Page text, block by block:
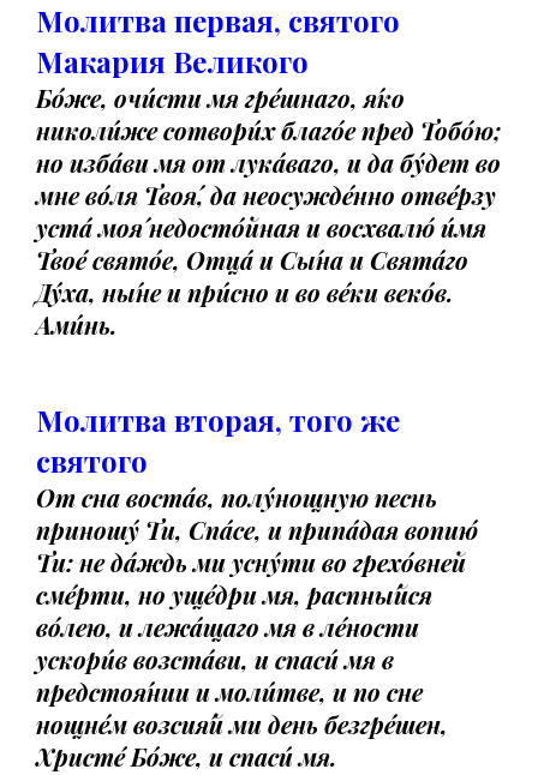
Молитва первая, святого
Макария Великого
Бо́же, очи́сти мя гре́шнаго, я́ко
николи́же сотвори́х благо́е пред Тобо́ю;
но изба́ви мя от лука́ваго, и да бу́дет во
мне во́ля Твоя́, да неосужде́нно отве́рзу
уста́ моя́ недосто́йная и восхвалю́ и́мя
Твое́ свято́е, Отца́ и Сы́на и Свята́го
Ду́ха, ны́не и при́сно и во ве́ки веко́в.
Ами́нь.
Молитва вторая, того же
святого
От сна воста́в, полу́нощную песнь
приношу́ Ти, Спа́се, и припа́дая вопию́
Ти: не да́ждь ми усну́ти во грехо́вней
сме́рти, но уще́дри мя, распны́йся
во́лею, и лежа́щаго мя в ле́ности
ускори́в возста́ви, и спаси́ мя в
предстоя́нии и моли́тве, и по сне
нощне́м возсия́й ми день безгре́шен,
Христе́ Бо́же, и спаси́ мя.